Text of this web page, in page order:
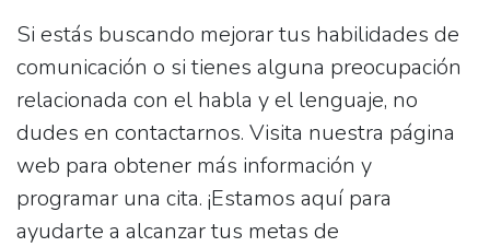
Si estás buscando mejorar tus habilidades de
comunicación o si tienes alguna preocupación
relacionada con el habla y el lenguaje, no
dudes en contactarnos. Visita nuestra página
web para obtener más información y
programar una cita. ¡Estamos aquí para
ayudarte a alcanzar tus metas de